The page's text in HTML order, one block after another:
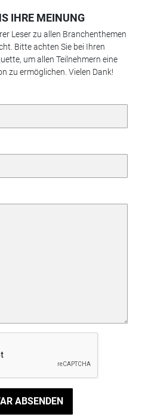
IHRE MEINUNG
Leser zu allen Branchenthemen
Bitte achten Sie bei Ihren
um allen Teilnehmern eine
zu ermöglichen. Vielen Dank!
ABSENDEN